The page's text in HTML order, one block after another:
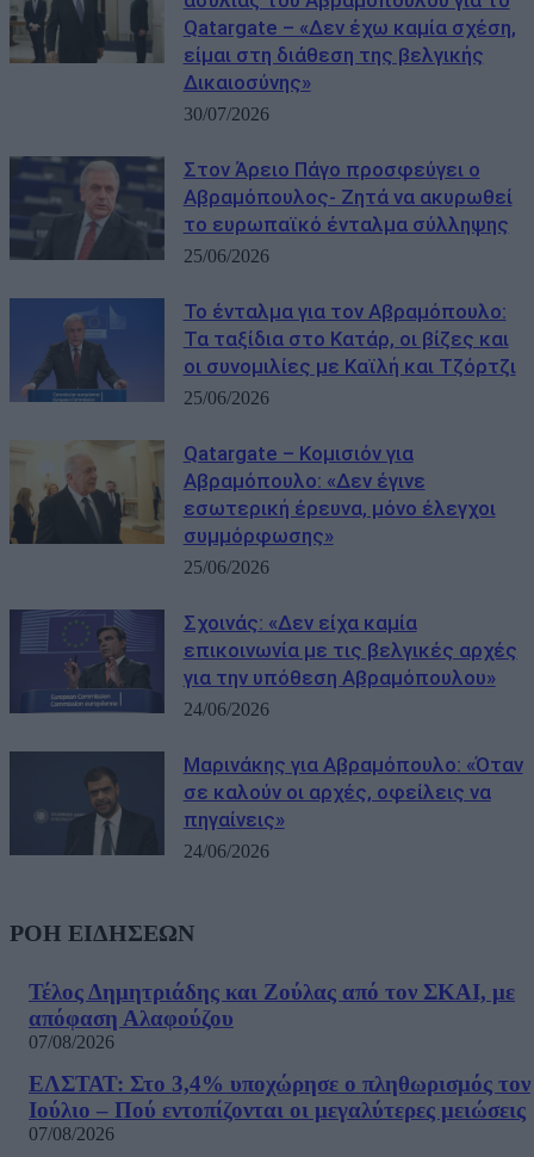
Qatargate – «Δεν έχω καμία σχέση,
είμαι στη διάθεση της βελγικής
Δικαιοσύνης»
30/07/2026
Στον Άρειο Πάγο προσφεύγει ο
Αβραμόπουλος- Ζητά να ακυρωθεί
το ευρωπαϊκό ένταλμα σύλληψης
25/06/2026
Το ένταλμα για τον Αβραμόπουλο:
Τα ταξίδια στο Κατάρ, οι βίζες και
οι συνομιλίες με Καϊλή και Τζόρτζι
25/06/2026
Qatargate – Κομισιόν για
Αβραμόπουλο: «Δεν έγινε
εσωτερική έρευνα, μόνο έλεγχοι
συμμόρφωσης»
25/06/2026
Σχοινάς: «Δεν είχα καμία
επικοινωνία με τις βελγικές αρχές
για την υπόθεση Αβραμόπουλου»
24/06/2026
Μαρινάκης για Αβραμόπουλο: «Όταν
σε καλούν οι αρχές, οφείλεις να
πηγαίνεις»
24/06/2026
ΡΟΗ ΕΙΔΗΣΕΩΝ
Τέλος Δημητριάδης και Ζούλας από τον ΣΚΑΙ, με
απόφαση Αλαφούζου
07/08/2026
ΕΛΣΤΑΤ: Στο 3,4% υποχώρησε ο πληθωρισμός τον
Ιούλιο – Πού εντοπίζονται οι μεγαλύτερες μειώσεις
07/08/2026